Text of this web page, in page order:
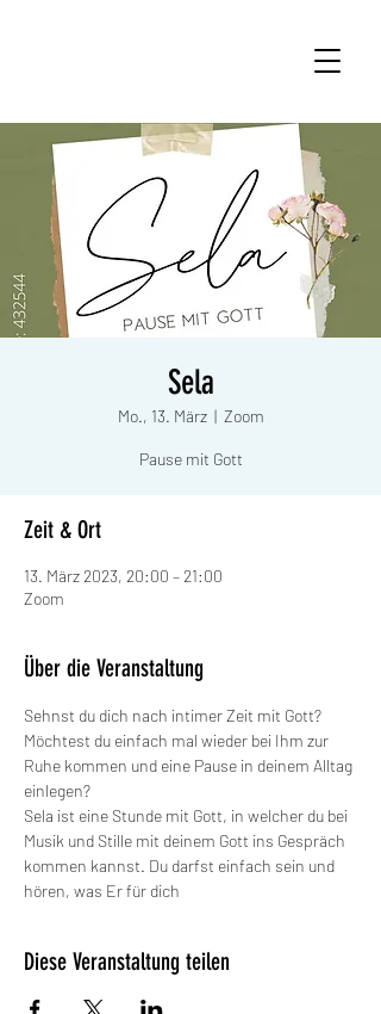
Sela
Mo., 13. März
  |
Zoom
Pause mit Gott
Zeit & Ort
13. März 2023, 20:00 – 21:00
Zoom
Über die Veranstaltung
Sehnst du dich nach intimer Zeit mit Gott?
Möchtest du einfach mal wieder bei Ihm zur
Ruhe kommen und eine Pause in deinem Alltag
einlegen?
Sela ist eine Stunde mit Gott, in welcher du bei
Musik und Stille mit deinem Gott ins Gespräch
kommen kannst. Du darfst einfach sein und
hören, was Er für dich
Diese Veranstaltung teilen